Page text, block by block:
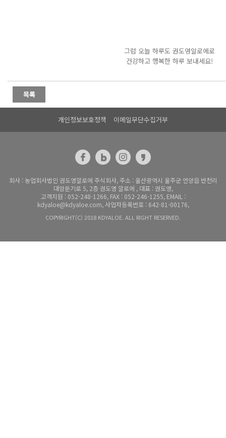
그럼 오늘 하루도 권도영알로에로
건강하고 행복한 하루 보내세요!
개인정보보호정책 이메일무단수집거부
회사 : 농업회사법인 권도영알로에 주식회사, 주소 : 울산광역시 울주군 언양읍 반천리
대암둔기로 5, 2층 권도영 알로에 , 대표 : 권도영,
고객지원 : 052-248-1266, FAX : 052-246-1255, EMAIL :
kdyaloe@kdyaloe.com, 사업자등록번호 : 642-81-00176,
COPYRIGHT(C) 2018 KDYALOE. ALL RIGHT RESERVED.